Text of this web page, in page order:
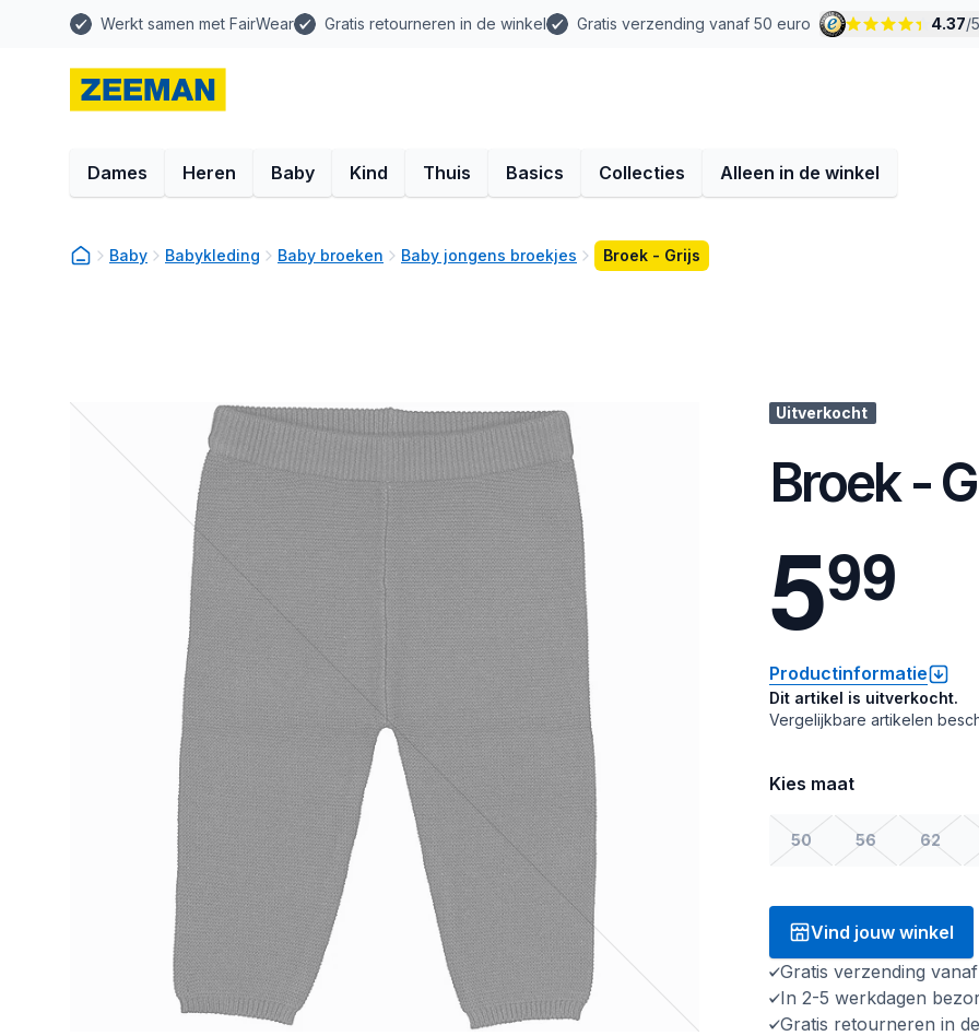
Werkt samen met FairWear Gratis retourneren in de winkel Gratis verzending vanaf 50 euro 4.37/
Dames Heren Baby Kind Thuis Basics Collecties Alleen in de winkel
Baby Babykleding Baby broeken Baby jongens broekjes Broek - Grijs
Uitverkocht
Broek -
599
Productinformatie
Dit artikel is uitverkocht.
Vergelijkbare artikelen
Kies maat
50 56 62
Vind jouw winkel
Gratis verzending
In 2-5 werkdagen
Gratis retourneren in